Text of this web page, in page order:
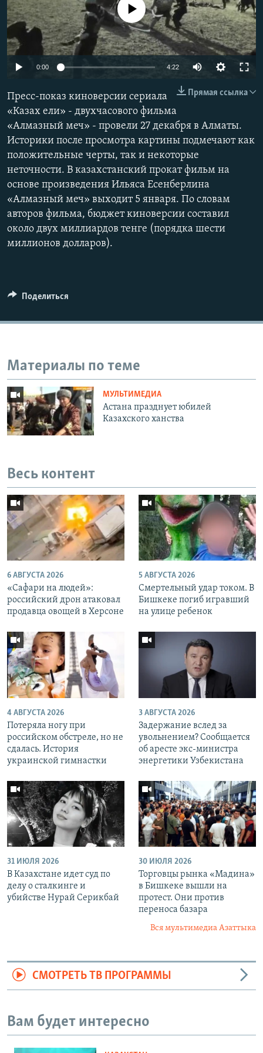
No media source currently available
0:00 4:22
Прямая ссылка
Пресс-показ киноверсии сериала
«Казах ели» - двухчасового фильма
«Алмазный меч» - провели 27 декабря в Алматы.
Историки после просмотра картины подмечают как
положительные черты, так и некоторые
неточности. В казахстанский прокат фильм на
основе произведения Ильяса Есенберлина
«Алмазный меч» выходит 5 января. По словам
авторов фильма, бюджет киноверсии составил
около двух миллиардов тенге (порядка шести
миллионов долларов).
Поделиться
Материалы по теме
МУЛЬТИМЕДИА
Астана празднует юбилей
Казахского ханства
Весь контент
6 АВГУСТА 2026
«Cафари на людей»:
российский дрон атаковал
продавца овощей в Херсоне
5 АВГУСТА 2026
Смертельный удар током. В
Бишкеке погиб игравший
на улице ребенок
4 АВГУСТА 2026
Потеряла ногу при
российском обстреле, но не
сдалась. История
украинской гимнастки
3 АВГУСТА 2026
Задержание вслед за
увольнением? Сообщается
об аресте экс-министра
энергетики Узбекистана
31 ИЮЛЯ 2026
В Казахстане идет суд по
делу о сталкинге и
убийстве Нурай Серикбай
30 ИЮЛЯ 2026
Торговцы рынка «Мадина»
в Бишкеке вышли на
протест. Они против
переноса базара
Вся мультимедиа Азаттыка
СМОТРЕТЬ ТВ ПРОГРАММЫ
Вам будет интересно